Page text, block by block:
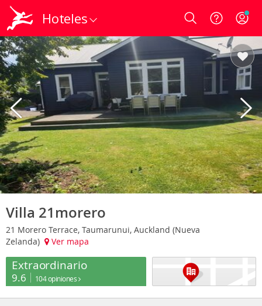
Hoteles Login
Villa 21morero
21 Morero Terrace, Taumarunui, Auckland (Nueva
Zelanda)
Ver mapa
Extraordinario
9.6 104 opiniones